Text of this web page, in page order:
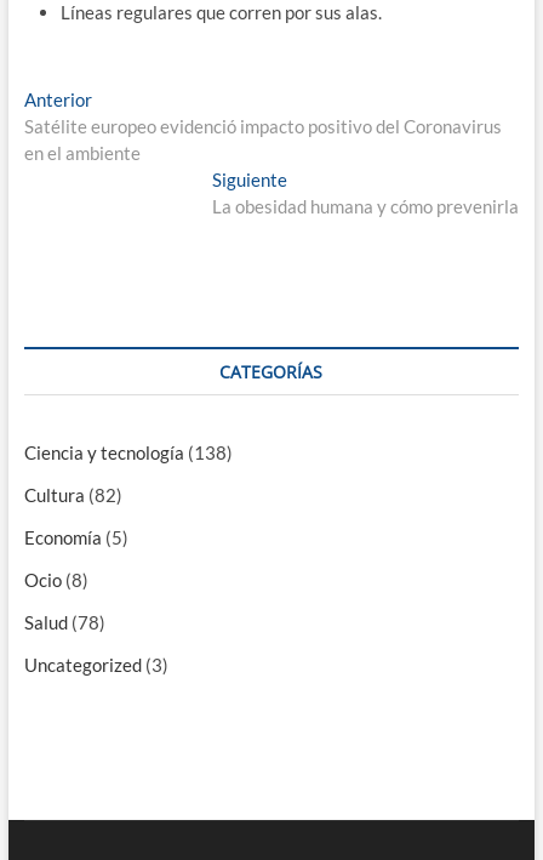
Líneas regulares que corren por sus alas.
Navegación
de
AnteriorEntrada
anterior:
Satélite europeo evidenció impacto positivo del Coronavirus
en el ambiente
SiguienteEntrada
siguiente:
La obesidad humana y cómo prevenirla
CATEGORÍAS
Ciencia y tecnología (138)
Cultura (82)
Economía (5)
Ocio(8)
Salud(78)
Uncategorized(3)